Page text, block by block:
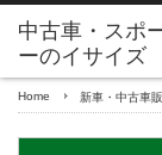
Home 新車・中古車